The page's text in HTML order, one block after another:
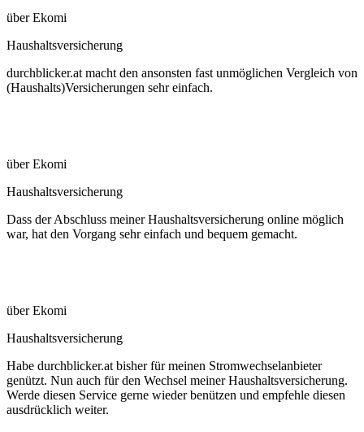
über Ekomi
Haushaltsversicherung
durchblicker.at macht den ansonsten fast unmöglichen Vergleich von
(Haushalts)Versicherungen sehr einfach.
über Ekomi
Haushaltsversicherung
Dass der Abschluss meiner Haushaltsversicherung online möglich
war, hat den Vorgang sehr einfach und bequem gemacht.
über Ekomi
Haushaltsversicherung
Habe durchblicker.at bisher für meinen Stromwechselanbieter
genützt. Nun auch für den Wechsel meiner Haushaltsversicherung.
Werde diesen Service gerne wieder benützen und empfehle diesen
ausdrücklich weiter.